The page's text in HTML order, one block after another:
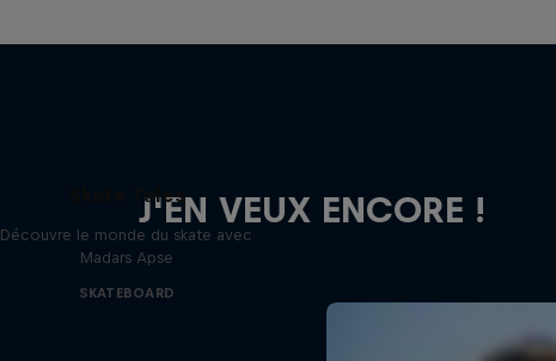
J'EN VEUX ENCORE !
Skate Tales
Découvre le monde du skate avec
Madars Apse
SKATEBOARD